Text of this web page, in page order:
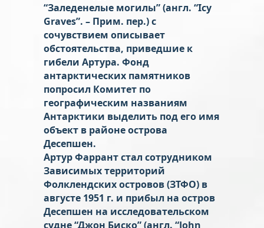
“Заледенелые могилы” (англ. “Icy
Graves”. – Прим. пер.) с
сочувствием описывает
обстоятельства, приведшие к
гибели Артура. Фонд
антарктических памятников
попросил Комитет по
географическим названиям
Антарктики выделить под его имя
объект в районе острова
Десепшен.
Артур Фаррант стал сотрудником
Зависимых территорий
Фолклендских островов (ЗТФО) в
августе 1951 г. и прибыл на остров
Десепшен на исследовательском
судне “Джон Биско” (англ. “John